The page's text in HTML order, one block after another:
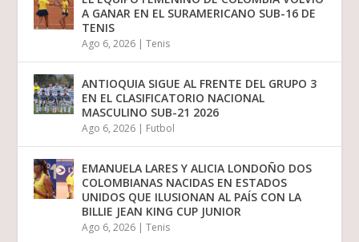
A GANAR EN EL SURAMERICANO SUB-16 DE
TENIS
Ago 6, 2026 |Tenis
ANTIOQUIA SIGUE AL FRENTE DEL GRUPO 3
EN EL CLASIFICATORIO NACIONAL
MASCULINO SUB-21 2026
Ago 6, 2026 | Futbol
EMANUELA LARES Y ALICIA LONDOÑO DOS
COLOMBIANAS NACIDAS EN ESTADOS
UNIDOS QUE ILUSIONAN AL PAÍS CON LA
BILLIE JEAN KING CUP JUNIOR
Ago 6, 2026 |Tenis